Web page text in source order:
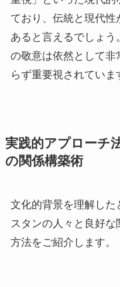
ており、伝統と現代
あると言えるでしょ
の敬意は依然として
らず重要視されていま
実践的アプローチ
の関係構築術
文化的背景を理解した
スタンの人々と良好
方法をご紹介します。